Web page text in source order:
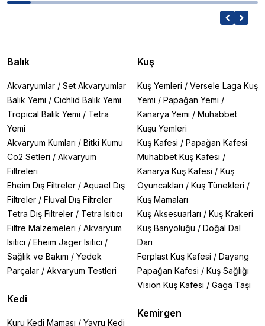
Balık
Akvaryumlar / Set Akvaryumlar
Balık Yemi / Cichlid Balık Yemi
Tropical Balık Yemi / Tetra
Yemi
Akvaryum Kumları / Bitki Kumu
Co2 Setleri / Akvaryum
Filtreleri
Eheim Dış Filtreler / Aquael Dış
Filtreler / Fluval Dış Filtreler
Tetra Dış Filtreler / Tetra Isıtıcı
Filtre Malzemeleri / Akvaryum
Isıtıcı / Eheim Jager Isıtıcı /
Sağlık ve Bakım / Yedek
Parçalar / Akvaryum Testleri
Kedi
Kuru Kedi Maması / Yavru Kedi
Kuş
Kuş Yemleri / Versele Laga Kuş
Yemi / Papağan Yemi /
Kanarya Yemi / Muhabbet
Kuşu Yemleri
Kuş Kafesi / Papağan Kafesi
Muhabbet Kuş Kafesi /
Kanarya Kuş Kafesi / Kuş
Oyuncakları / Kuş Tünekleri /
Kuş Mamaları
Kuş Aksesuarları / Kuş Krakeri
Kuş Banyoluğu / Doğal Dal
Darı
Ferplast Kuş Kafesi / Dayang
Papağan Kafesi / Kuş Sağlığı
Vision Kuş Kafesi / Gaga Taşı
Kemirgen